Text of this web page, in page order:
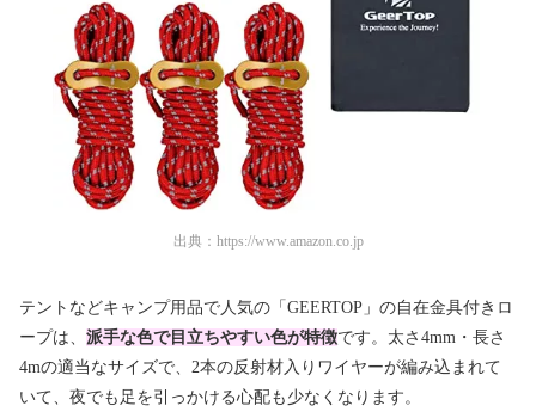
出典： https://www.amazon.co.jp
テントなどキャンプ用品で人気の「GEERTOP」の自在金具付きロ
ープは、 派手な色で目立ちやすい色が特徴です。太さ4mm・長さ
4mの適当なサイズで、2本の反射材入りワイヤーが編み込まれて
いて、夜でも足を引っかける心配も少なくなります。